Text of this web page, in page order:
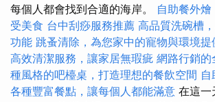
每個人都會找到合適的海岸。 自助餐外
受美食 台中刮痧服務推薦 高品質洗碗槽
功能 跳蚤清除，為您家中的寵物與環境
高效清潔服務，讓家居無瑕疵 網路行銷的
種風格的吧檯桌，打造理想的餐飲空間
各種豐富餐點，讓每個人都能滿意 在這一